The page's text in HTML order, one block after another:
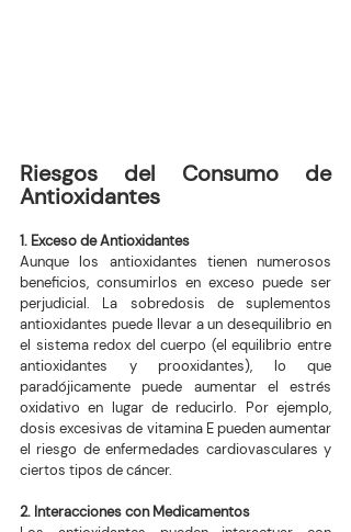
Riesgos del Consumo de
Antioxidantes
1. Exceso de Antioxidantes
Aunque los antioxidantes tienen numerosos
beneficios, consumirlos en exceso puede ser
perjudicial. La sobredosis de suplementos
antioxidantes puede llevar a un desequilibrio en
el sistema redox del cuerpo (el equilibrio entre
antioxidantes y prooxidantes), lo que
paradójicamente puede aumentar el estrés
oxidativo en lugar de reducirlo. Por ejemplo,
dosis excesivas de vitamina E pueden aumentar
el riesgo de enfermedades cardiovasculares y
ciertos tipos de cáncer.
2. Interacciones con Medicamentos